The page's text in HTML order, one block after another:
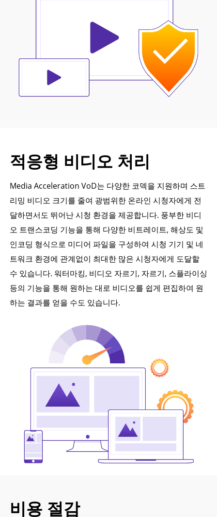
적응형 비디오 처리
Media Acceleration VoD는 다양한 코덱을 지원하며 스트
리밍 비디오 크기를 줄여 광범위한 온라인 시청자에게 전
달하면서도 뛰어난 시청 환경을 제공합니다. 풍부한 비디
오 트랜스코딩 기능을 통해 다양한 비트레이트, 해상도 및
인코딩 형식으로 미디어 파일을 구성하여 시청 기기 및 네
트워크 환경에 관계없이 최대한 많은 시청자에게 도달할
수 있습니다. 워터마킹, 비디오 자르기, 자르기, 스플라이싱
등의 기능을 통해 원하는 대로 비디오를 쉽게 편집하여 원
하는 결과를 얻을 수도 있습니다.
비용 절감